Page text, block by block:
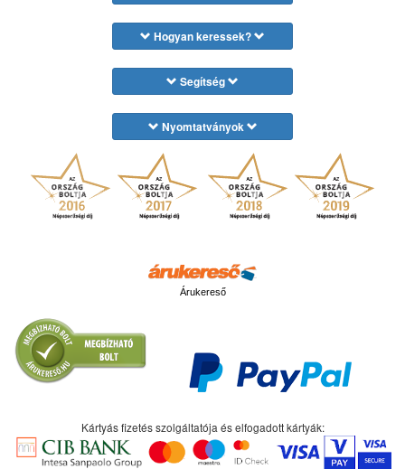
Hogyan keressek?
Segítség
Nyomtatványok
Árukereső
Kártyás fizetés szolgáltatója és elfogadott kártyák: